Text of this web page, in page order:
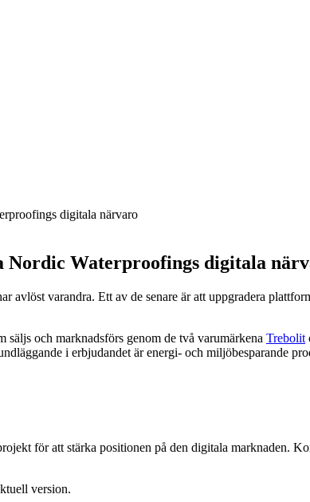
digitala närvaro
Waterproofings digitala
avlöst varandra. Ett av de senare är att uppgradera
säljs och marknadsförs genom de två varumärkena Trebolit
i erbjudandet är energi- och miljöbesparande
för att stärka positionen på den digitala marknaden.
version.